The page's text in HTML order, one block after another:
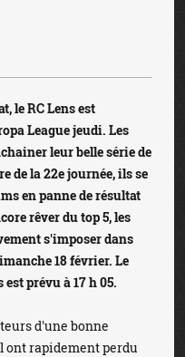
le RC Lens est
League jeudi. Les
leur belle série de
de la 22e journée, ils se
en panne de résultat
rêver du top 5, les
s'imposer dans
18 février. Le
prévu à 17 h 05.
d'une bonne
ont rapidement perdu